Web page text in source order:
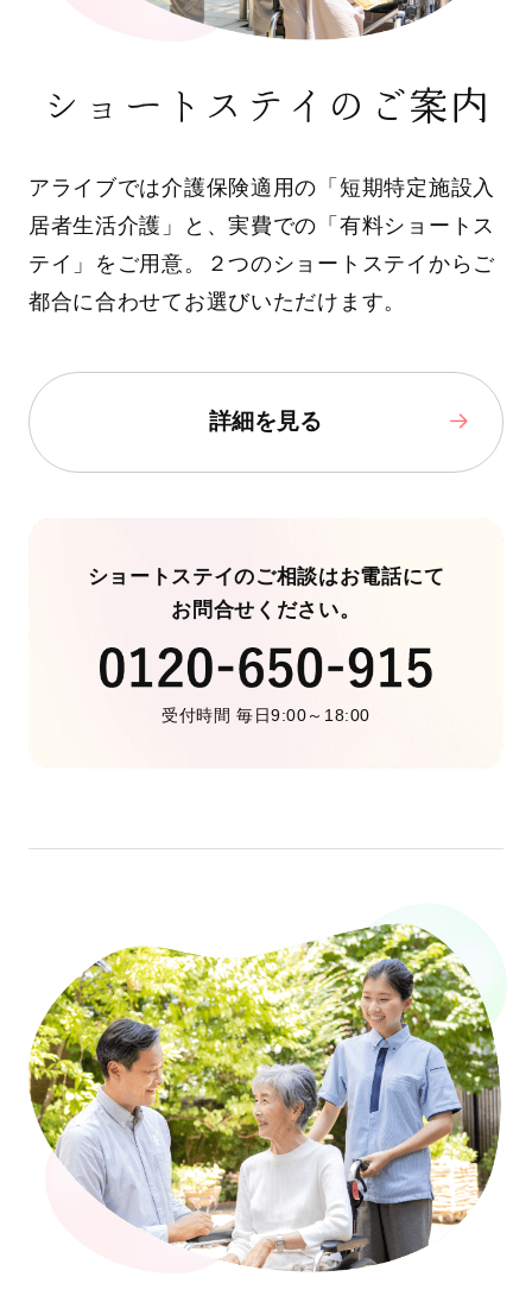
ショートステイのご案内
アライブでは介護保険適用の「短期特定施設入
居者生活介護」と、実費での「有料ショートス
テイ」をご用意。２つのショートステイからご
都合に合わせてお選びいただけます。
詳細を見る
ショートステイのご相談はお電話にて
お問合せください。
受付時間 毎日9:00～18:00